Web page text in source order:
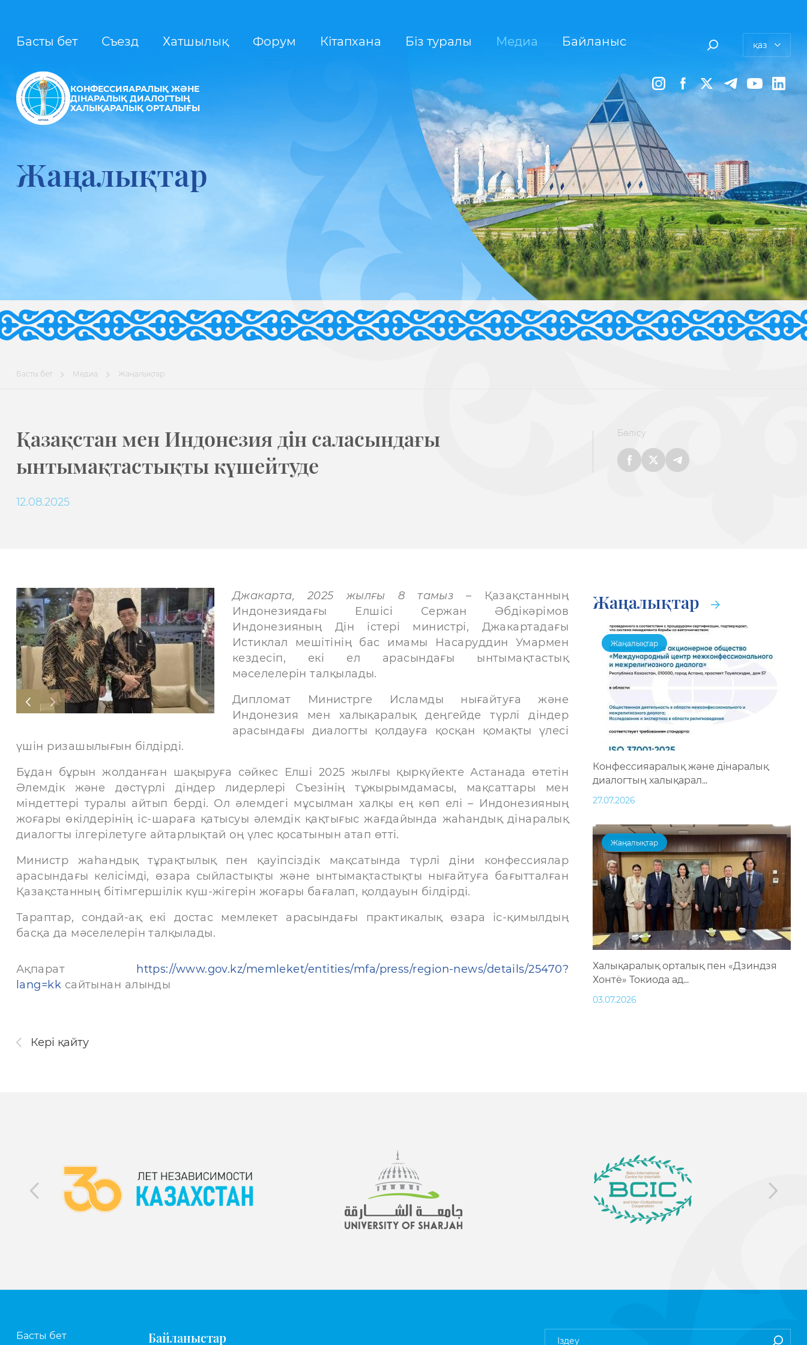
Басты бет Съезд Хатшылық Форум Кітапхана Біз туралы Медиа Байланыс қаз
КОНФЕССИЯАРАЛЫҚ ЖӘНЕ
ДІНАРАЛЫҚ ДИАЛОГТЫҢ
ХАЛЫҚАРАЛЫҚ ОРТАЛЫҒЫ
Жаңалықтар
Басты бет Медиа Жаңалықтар
Қазақстан мен Индонезия дін саласындағы
ынтымақтастықты күшейтуде
12.08.2025
Бөлісу
Джакарта, 2025 жылғы 8 тамыз
– Қазақстанның
Индонезиядағы Елшісі Сержан Әбдікәрімов
Индонезияның Дін істері министрі, Джакартадағы
Истиклал мешітінің бас имамы Насаруддин Умармен
кездесіп, екі ел арасындағы ынтымақтастық
мәселелерін талқылады.
Дипломат Министрге Исламды нығайтуға және
Индонезия мен халықаралық деңгейде түрлі діндер
арасындағы диалогты қолдауға қосқан қомақты үлесі
үшін ризашылығын білдірді.
Бұдан бұрын жолданған шақыруға сәйкес Елші 2025 жылғы қыркүйекте Астанада өтетін
Әлемдік және дәстүрлі діндер лидерлері Съезінің тұжырымдамасы, мақсаттары мен
міндеттері туралы айтып берді. Ол әлемдегі мұсылман халқы ең көп елі – Индонезияның
жоғары өкілдерінің іс-шараға қатысуы әлемдік қақтығыс жағдайында жаһандық дінаралық
диалогты ілгерілетуге айтарлықтай оң үлес қосатынын атап өтті.
Министр жаһандық тұрақтылық пен қауіпсіздік мақсатында түрлі діни конфессиялар
арасындағы келісімді, өзара сыйластықты және ынтымақтастықты нығайтуға бағытталған
Қазақстанның бітімгершілік күш-жігерін жоғары бағалап, қолдауын білдірді.
Тараптар, сондай-ақ екі достас мемлекет арасындағы практикалық өзара іс-қимылдың
басқа да мәселелерін талқылады.
Ақпарат
https://www.gov.kz/memleket/entities/mfa/press/region-news/details/25470?
lang=kk сайтынан алынды
Кері қайту
Жаңалықтар
Жаңалықтар
Конфессияаралық және дінаралық
диалогтың халықарал...
27.07.2026
Жаңалықтар
Халықаралық орталық пен «Дзиндзя
Хонтё» Токиода ад...
03.07.2026
Басты бет Байланыстар